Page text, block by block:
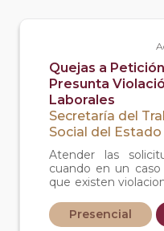
Quejas a
Presunta
Laborales
Secretaría del
Social del
Atender las
cuando en un
que existen
infonavit,
ptu(pago de
Presencial